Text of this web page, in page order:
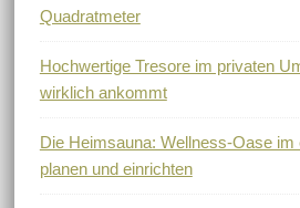
Quadratmeter
Hochwertige Tresore im privaten
wirklich ankommt
Die Heimsauna: Wellness-Oase im
planen und einrichten